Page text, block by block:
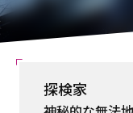
探検家